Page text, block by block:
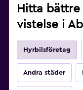
Hitta
vistelse i
Hyrbilsföretag
Andra städer